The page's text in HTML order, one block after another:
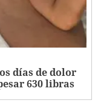
días de dolor
630 libras